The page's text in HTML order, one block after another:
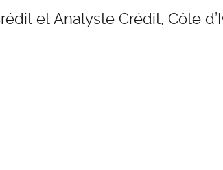
et Analyste Crédit, Côte